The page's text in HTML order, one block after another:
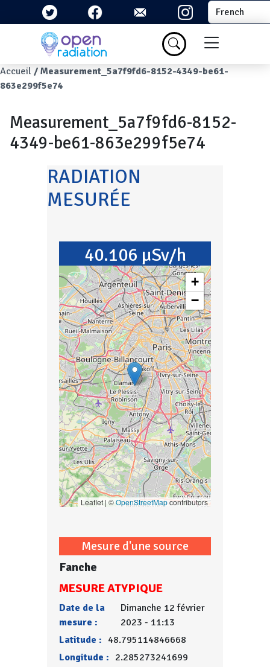
Aller au contenu principal Select your
Menu du
Fil d'Ariane
Accueil
Measurement_5a7f9fd6-8152-4349-be61-
863e299f5e74
Measurement_5a7f9fd6-8152-
4349-be61-863e299f5e74
RADIATION
MESURÉE
40.106 µSv/h
+
−
Leaflet | ©OpenStreetMapcontributors
Mesure d'une source
Fanche
MESURE ATYPIQUE
Date de la
mesure :
Dimanche 12 février
2023 - 11:13
Latitude : 48.795114846668
Longitude : 2.285273241699